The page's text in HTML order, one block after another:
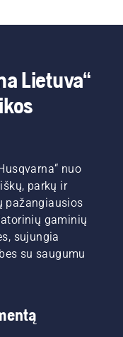
Lietuva“
nuo
parkų ir
pažangiausios
gaminių
sujungia
su saugumu